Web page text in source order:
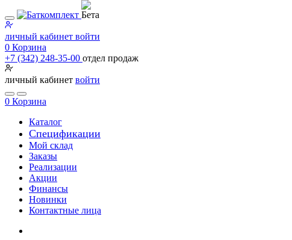
личный кабинет войти
0 Корзина
+7 (342) 248-35-00 отдел продаж
личный кабинет войти
0 Корзина
Каталог
Специфи­кации
Мой склад
Заказы
Реализации
Акции
Финансы
Новинки
Контактные лица